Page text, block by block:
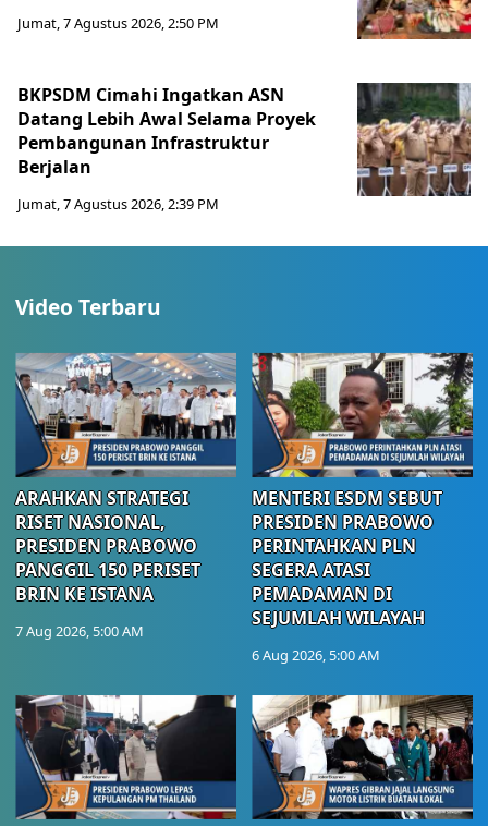
Jumat, 7 Agustus 2026, 2:50 PM
BKPSDM Cimahi Ingatkan ASN
Datang Lebih Awal Selama Proyek
Pembangunan Infrastruktur
Berjalan
Jumat, 7 Agustus 2026, 2:39 PM
Video Terbaru
ARAHKAN STRATEGI
RISET NASIONAL,
PRESIDEN PRABOWO
PANGGIL 150 PERISET
BRIN KE ISTANA
7 Aug 2026, 5:00 AM
MENTERI ESDM SEBUT
PRESIDEN PRABOWO
PERINTAHKAN PLN
SEGERA ATASI
PEMADAMAN DI
SEJUMLAH WILAYAH
6 Aug 2026, 5:00 AM